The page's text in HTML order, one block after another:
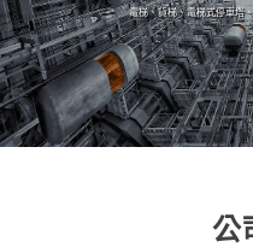
電梯、貨梯、電梯式停車塔
公